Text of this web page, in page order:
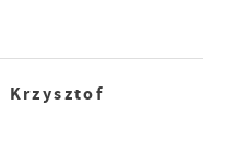
Krzysztof